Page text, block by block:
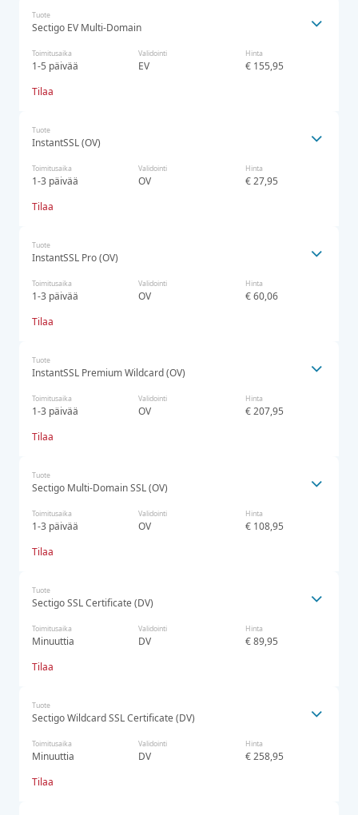
Tuote
Sectigo EV Multi-Domain
Toimitusaika
1-5 päivää
Validointi
EV
Hinta
€ 155,95
Tilaa
Tuote
InstantSSL (OV)
Toimitusaika
1-3 päivää
Validointi
OV
Hinta
€ 27,95
Tilaa
Tuote
InstantSSL Pro (OV)
Toimitusaika
1-3 päivää
Validointi
OV
Hinta
€ 60,06
Tilaa
Tuote
InstantSSL Premium Wildcard (OV)
Toimitusaika
1-3 päivää
Validointi
OV
Hinta
€ 207,95
Tilaa
Tuote
Sectigo Multi-Domain SSL (OV)
Toimitusaika
1-3 päivää
Validointi
OV
Hinta
€ 108,95
Tilaa
Tuote
Sectigo SSL Certificate (DV)
Toimitusaika
Minuuttia
Validointi
DV
Hinta
€ 89,95
Tilaa
Tuote
Sectigo Wildcard SSL Certificate (DV)
Toimitusaika
Minuuttia
Validointi
DV
Hinta
€ 258,95
Tilaa